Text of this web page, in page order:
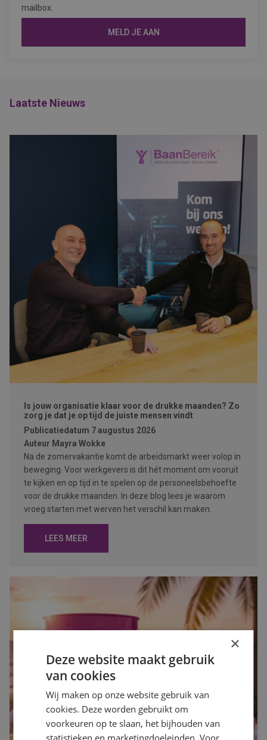
mailbox.
MELD JE AAN
Laatste Nieuws
Is jouw organisatie klaar voor de drukke maanden? Zo
zorg je dat je op tijd de juiste mensen vindt
Publicatiedatum 7 augustus 2026
Auteur Mayra Wokke
Na de zomervakantie komt de arbeidsmarkt weer volop in
beweging. Voor werkgevers is dit hét moment om vooruit
te kijken en op tijd in te spelen op de personeelsbehoefte
voor de drukke maanden. In deze blog lees je waarom
vroeg starten met werven het verschil kan maken.
LEES MEER
×
Deze website maakt gebruik
van cookies
Wij maken op onze website gebruik van
cookies. Deze worden gebruikt om
voorkeuren op te slaan, het bijhouden van
statistieken en marketingdoeleinden. Voor